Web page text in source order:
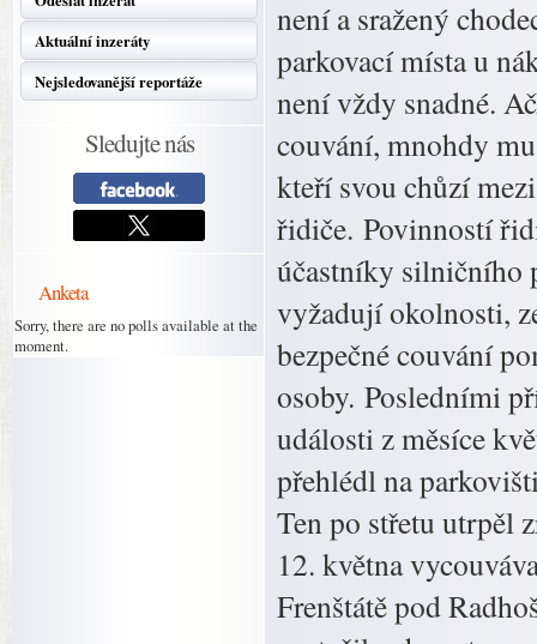
Aktuální inzeráty
Nejsledovanější reportáže
Sledujte nás
Anketa
Sorry, there are no polls available at the
moment.
není a sražený
parkovací místa u
není vždy snadné.
couvání, mnohdy
kteří svou chůzí
řidiče. Povinností
účastníky silničního
vyžadují okolnosti,
bezpečné couvání
osoby. Posledními
události z měsíce
přehlédl na
Ten po střetu utrpěl
12. května
Frenštátě pod